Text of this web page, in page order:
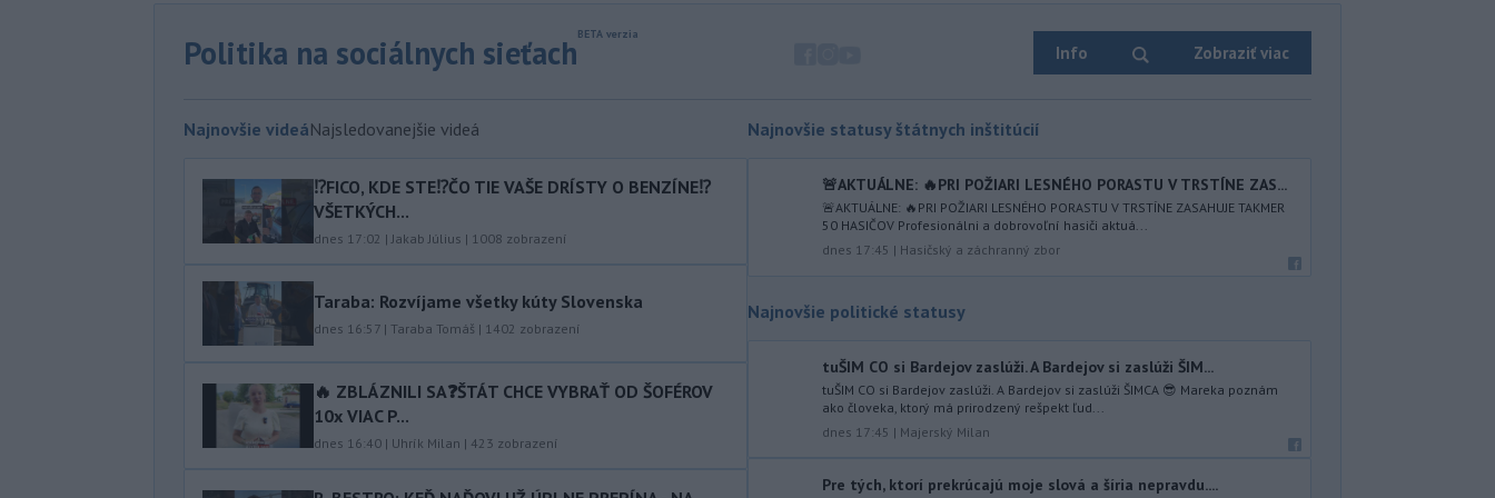
dodaných radarových zariadení, ktoré
Pre pretrvávajúce sucho,
horúčavy a nedostatok pitnej vody
boli do odvolania vyhlásené
hudobného festivalu
Lovestream na starom letisku v
organizácia MHD v oblasti Vajnôr.
Slovenský futbalista Lukáš
Politika na sociálnych sieťach Info Zobraziť viac
Najnovšie videáNajsledovanejšie videá
⁉️FICO, KDE STE⁉️ČO TIE VAŠE DRÍSTY O BENZÍNE⁉️
VŠETKÝCH...
dnes 17:02 |Jakab Július | 1008 zobrazení
Taraba: Rozvíjame všetky kúty Slovenska
dnes 16:57 | Taraba Tomáš | 1402 zobrazení
🔥 ZBLÁZNILI SA❓️ŠTÁT CHCE VYBRAŤ OD ŠOFÉROV
10x VIAC P...
dnes 16:40 | Uhrík Milan | 423 zobrazení
Najnovšie statusy štátnych inštitúcií
🚨AKTUÁLNE: 🔥PRI POŽIARI LESNÉHO PORASTU V TRSTÍNE ZAS...
🚨AKTUÁLNE: 🔥PRI POŽIARI LESNÉHO PORASTU V TRSTÍNE ZASAHUJE TAKMER
50 HASIČOV Profesionálni a dobrovoľní hasiči aktuá...
dnes 17:45 | Hasičský a záchranný zbor
Najnovšie politické statusy
tuŠIM CO si Bardejov zaslúži. A Bardejov si zaslúži ŠIM...
tuŠIM CO si Bardejov zaslúži. A Bardejov si zaslúži ŠIMCA 😎 Mareka poznám
ako človeka, ktorý má prirodzený rešpekt ľud...
dnes 17:45 | Majerský Milan
Pre tých, ktorí prekrúcajú moje slová a šíria nepravdu....